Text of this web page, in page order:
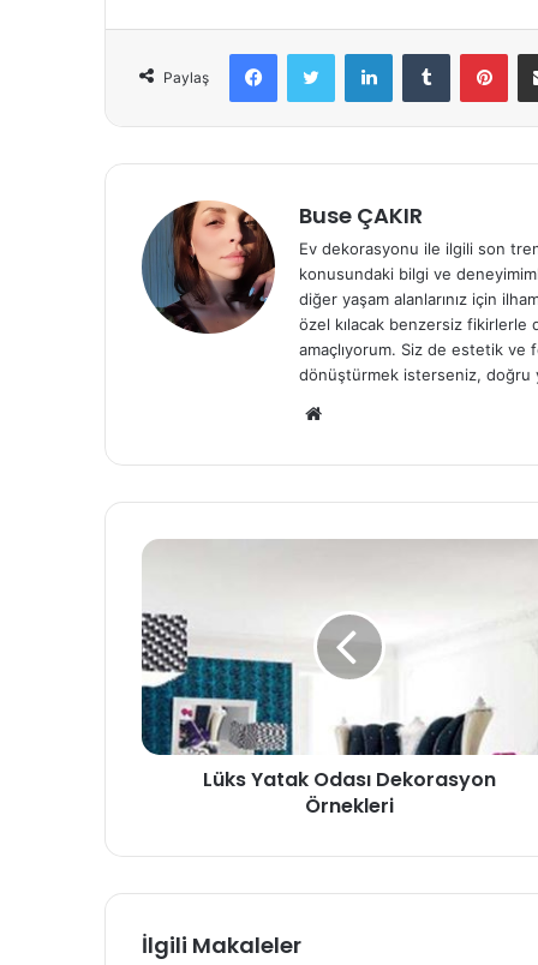
Paylaş
Buse ÇAKIR
Ev dekorasyonu ile ilgili son
konusundaki bilgi ve
diğer yaşam alanlarınız için
özel kılacak benzersiz fikirlerle
amaçlıyorum. Siz de estetik
dönüştürmek isterseniz, doğru
sit
esi
Lüks Yatak Odası Dekorasyon
Örnekleri
İlgili Makaleler